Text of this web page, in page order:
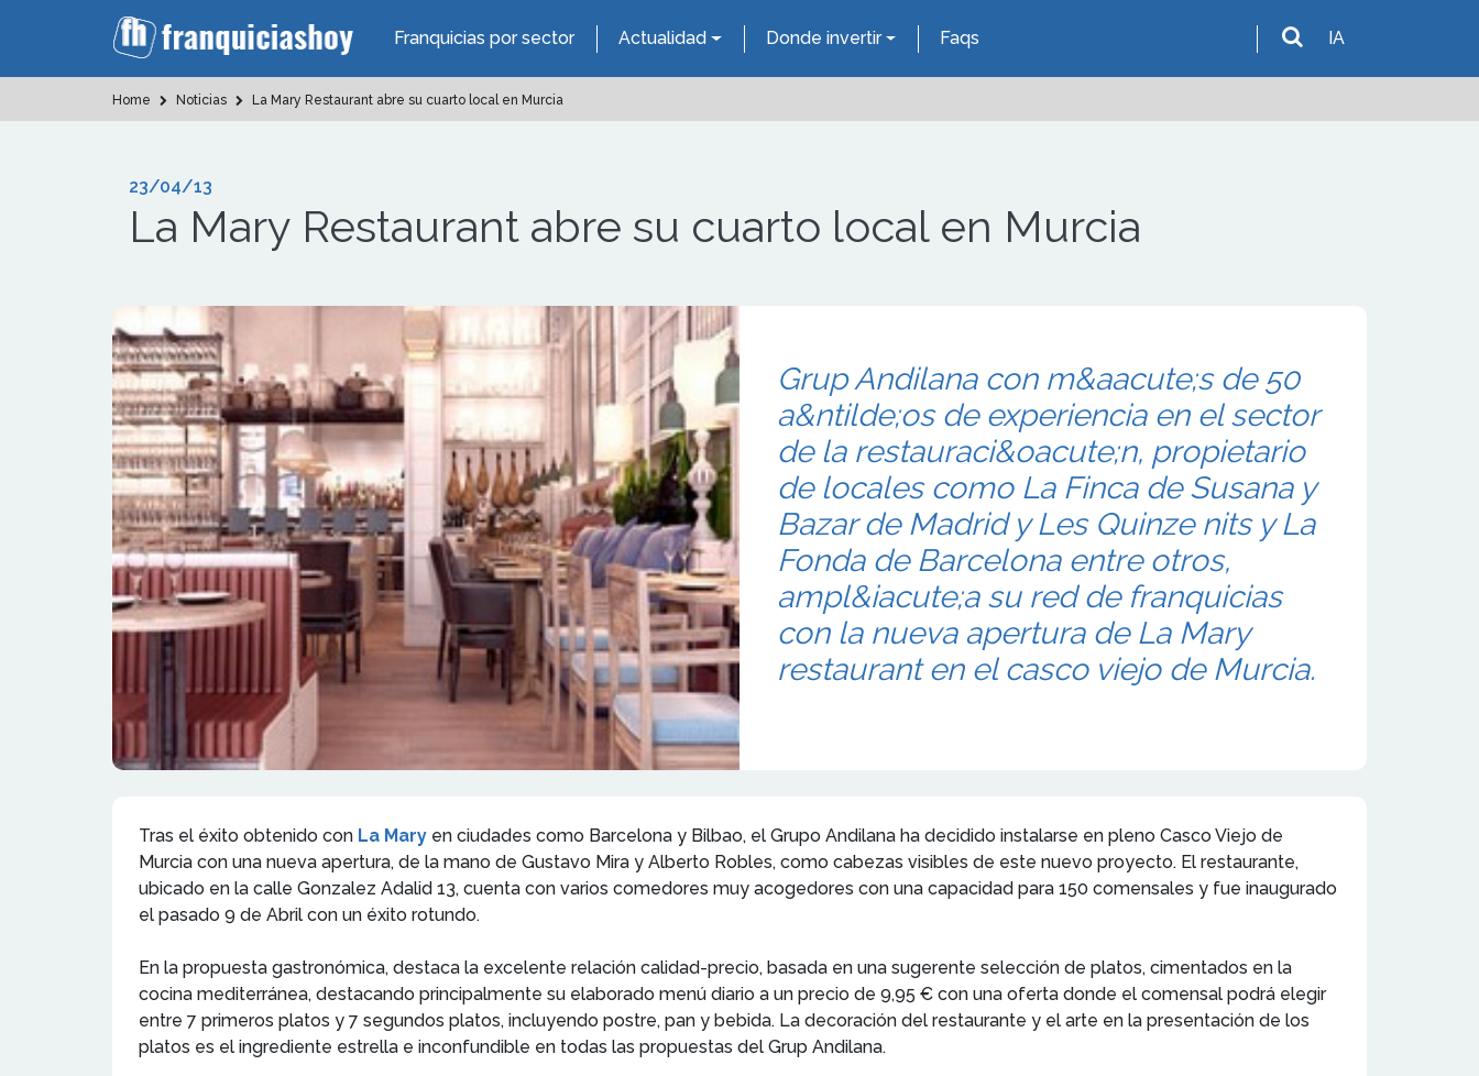
Franquicias por sector Actualidad Donde invertir Faqs IA
Home Noticias La Mary Restaurant abre su cuarto local en Murcia
23/04/13
La Mary Restaurant abre su cuarto local en Murcia
Grup Andilana con m&aacute;s de 50
a&ntilde;os de experiencia en el sector
de la restauraci&oacute;n, propietario
de locales como La Finca de Susana y
Bazar de Madrid y Les Quinze nits y La
Fonda de Barcelona entre otros,
ampl&iacute;a su red de franquicias
con la nueva apertura de La Mary
restaurant en el casco viejo de Murcia.
Tras el éxito obtenido con La Mary en ciudades como Barcelona y Bilbao, el Grupo Andilana ha decidido instalarse en pleno Casco Viejo de
Murcia con una nueva apertura, de la mano de Gustavo Mira y Alberto Robles, como cabezas visibles de este nuevo proyecto. El restaurante,
ubicado en la calle Gonzalez Adalid 13, cuenta con varios comedores muy acogedores con una capacidad para 150 comensales y fue inaugurado
el pasado 9 de Abril con un éxito rotundo.
En la propuesta gastronómica, destaca la excelente relación calidad-precio, basada en una sugerente selección de platos, cimentados en la
cocina mediterránea, destacando principalmente su elaborado menú diario a un precio de 9,95 € con una oferta donde el comensal podrá elegir
entre 7 primeros platos y 7 segundos platos, incluyendo postre, pan y bebida. La decoración del restaurante y el arte en la presentación de los
platos es el ingrediente estrella e inconfundible en todas las propuestas del Grup Andilana.